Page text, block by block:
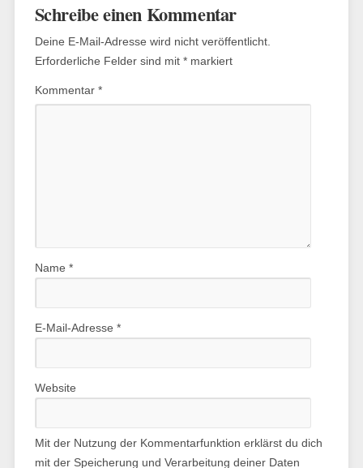
Schreibe einen Kommentar
Deine E-Mail-Adresse wird nicht veröffentlicht.
Erforderliche Felder sind mit *markiert
Kommentar *
Name *
E-Mail-Adresse *
Website
Mit der Nutzung der Kommentarfunktion erklärst du dich
mit der Speicherung und Verarbeitung deiner Daten